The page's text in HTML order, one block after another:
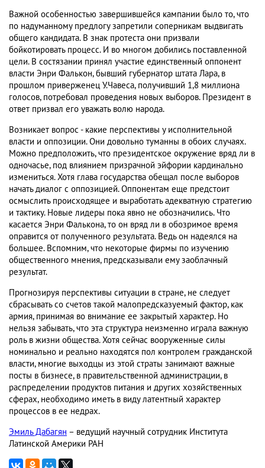
Важной особенностью завершившейся кампании было то, что
по надуманному предлогу запретили соперникам выдвигать
общего кандидата. В знак протеста они призвали
бойкотировать процесс. И во многом добились поставленной
цели. В состязании принял участие единственный оппонент
власти Энри Фалькон, бывший губернатор штата Лара, в
прошлом приверженец У.Чавеса, получивший 1,8 миллиона
голосов, потребовал проведения новых выборов. Президент в
ответ призвал его уважать волю народа.
Возникает вопрос - какие перспективы у исполнительной
власти и оппозиции. Они довольно туманны в обоих случаях.
Можно предположить, что президентское окружение вряд ли в
одночасье, под влиянием призрачной эйфории кардинально
измениться. Хотя глава государства обещал после выборов
начать диалог с оппозицией. Оппонентам еще предстоит
осмыслить происходящее и выработать адекватную стратегию
и тактику. Новые лидеры пока явно не обозначились. Что
касается Энри Фалькона, то он вряд ли в обозримое время
оправится от полученного результата. Ведь он надеялся на
большее. Вспомним, что некоторые фирмы по изучению
общественного мнения, предсказывали ему заоблачный
результат.
Прогнозируя перспективы ситуации в стране, не следует
сбрасывать со счетов такой малопредсказуемый фактор, как
армия, принимая во внимание ее закрытый характер. Но
нельзя забывать, что эта структура неизменно играла важную
роль в жизни общества. Хотя сейчас вооруженные силы
номинально и реально находятся пол контролем гражданской
власти, многие выходцы из этой страты занимают важные
посты в бизнесе, в правительственной администрации, в
распределении продуктов питания и других хозяйственных
сферах, необходимо иметь в виду латентный характер
процессов в ее недрах.
Эмиль Дабагян – ведущий научный сотрудник Института
Латинской Америки РАН